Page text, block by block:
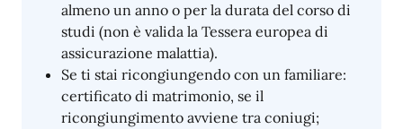
almeno un anno o per la durata del corso di
studi (non è valida la Tessera europea di
assicurazione malattia).
Se ti stai ricongiungendo con un familiare:
certificato di matrimonio, se il
ricongiungimento avviene tra coniugi;